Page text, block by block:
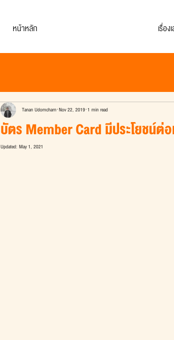
หน้าหลัก เรื่อง
บัตร Member Card มีประโยชน์ต่
Tanan Udomcharn Nov 22, 2019 1 min read
Updated: May 1, 2021